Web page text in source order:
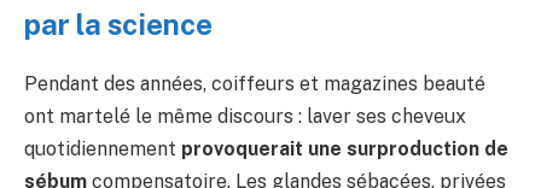
par la science
Pendant des années, coiffeurs et magazines beauté
ont martelé le même discours : laver ses cheveux
quotidiennement provoquerait une surproduction de
sébum compensatoire. Les glandes sébacées, privées